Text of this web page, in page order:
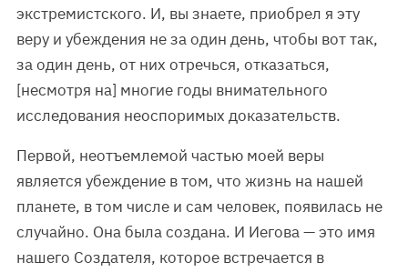
экстремистского. И, вы знаете, приобрел я эту
веру и убеждения не за один день, чтобы вот так,
за один день, от них отречься, отказаться,
[несмотря на] многие годы внимательного
исследования неоспоримых доказательств.
Первой, неотъемлемой частью моей веры
является убеждение в том, что жизнь на нашей
планете, в том числе и сам человек, появилась не
случайно. Она была создана. И Иегова — это имя
нашего Создателя, которое встречается в